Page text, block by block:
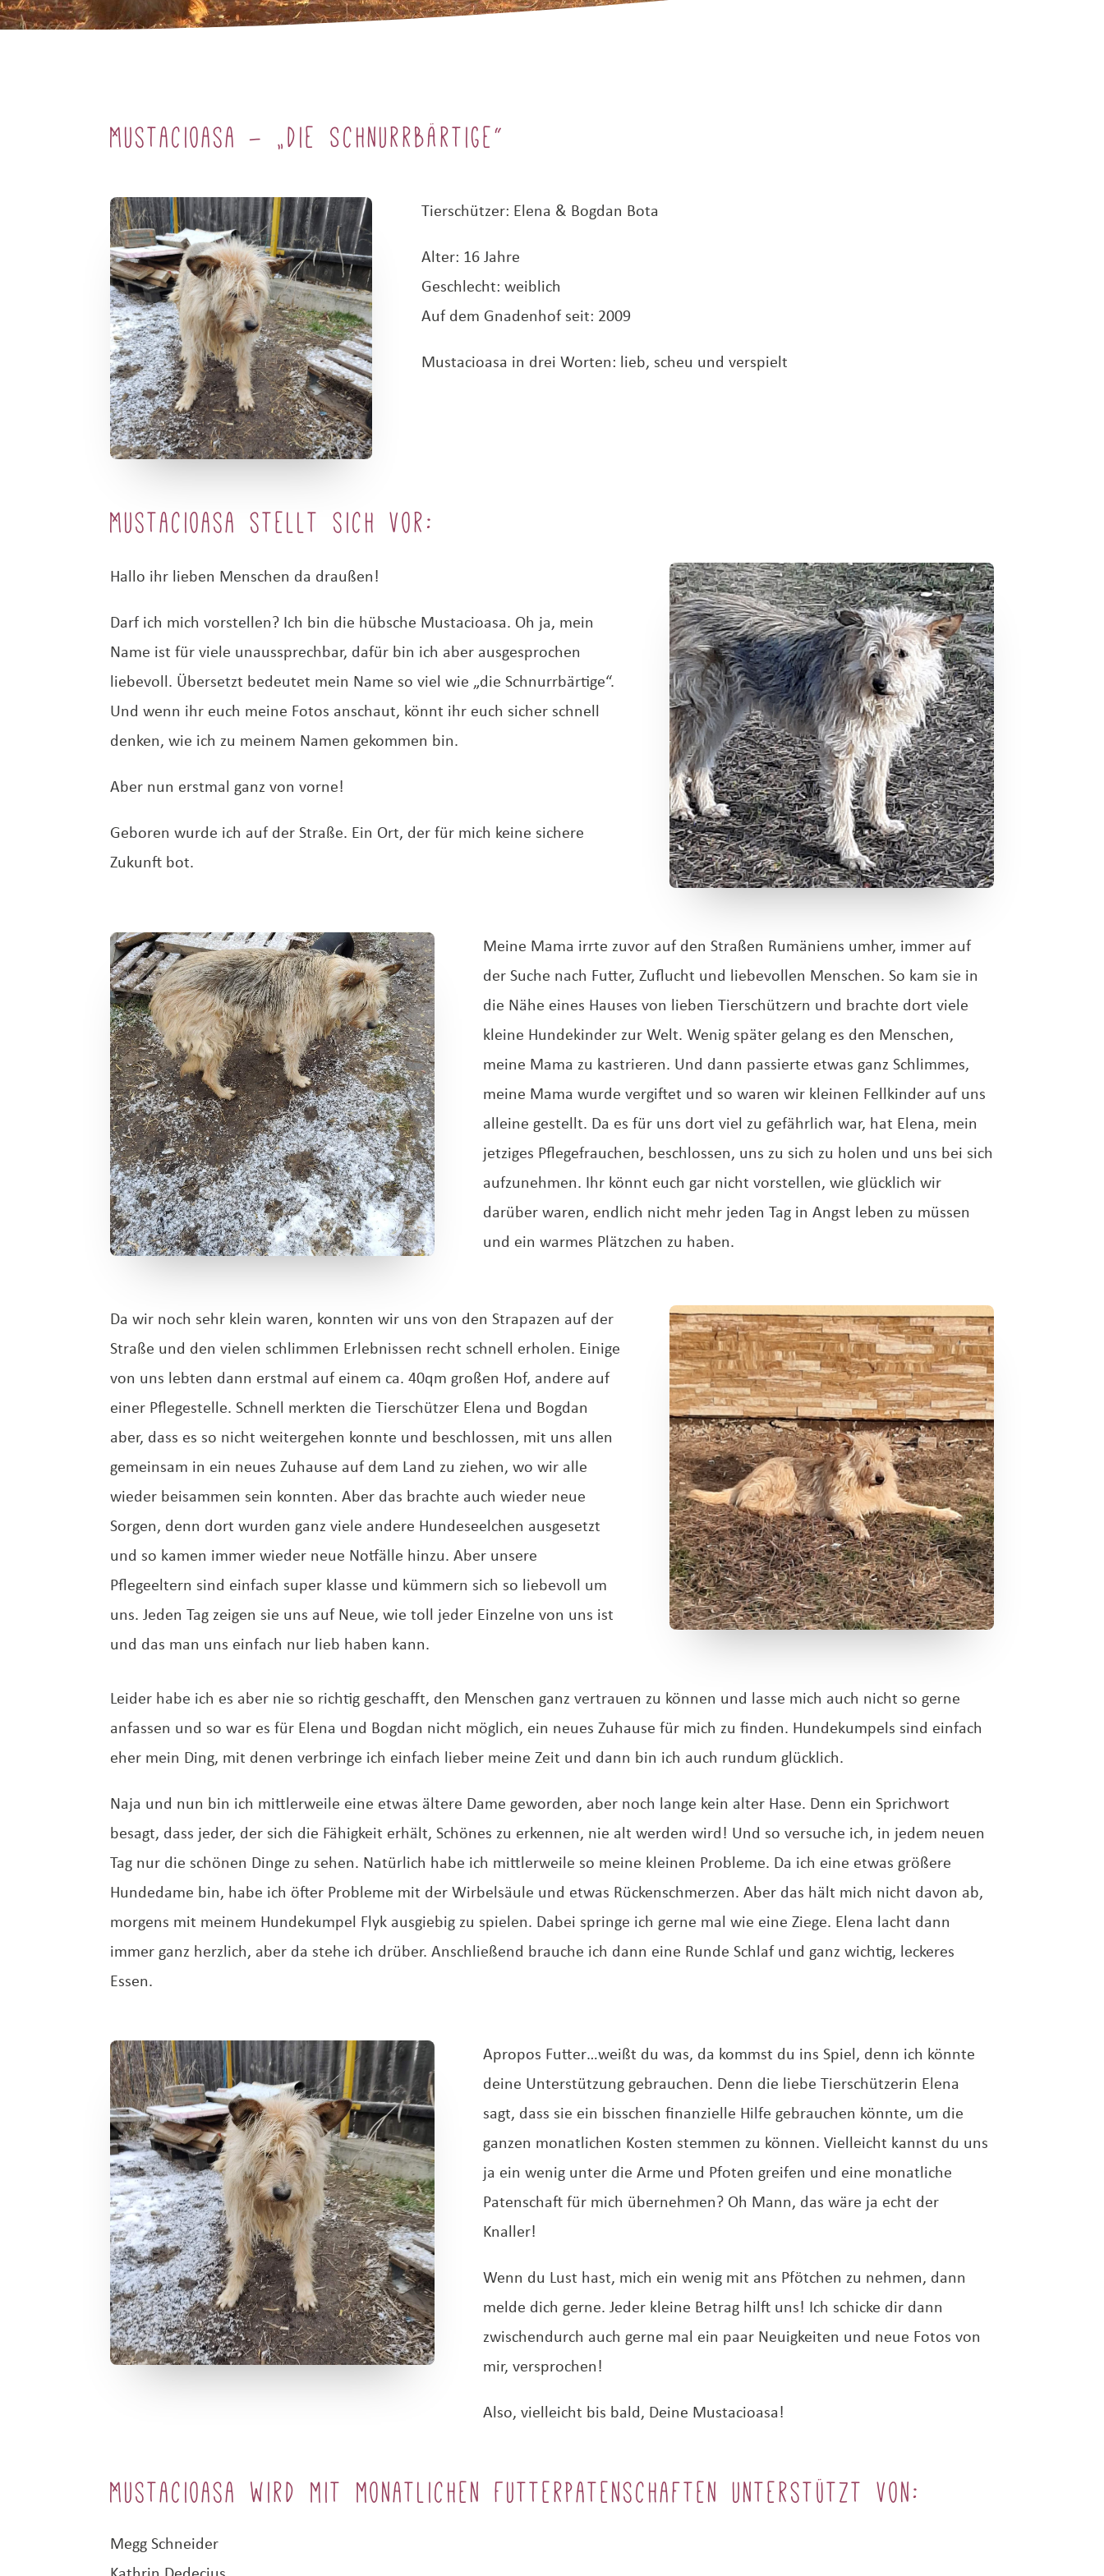
Mustacioasa – „die Schnurrbärtige“
Tierschützer: Elena & Bogdan Bota
Alter: 16 Jahre
Geschlecht: weiblich
Auf dem Gnadenhof seit: 2009
Mustacioasa in drei Worten: lieb, scheu und verspielt
Mustacioasa stellt sich vor:
Hallo ihr lieben Menschen da draußen!
Darf ich mich vorstellen? Ich bin die hübsche Mustacioasa. Oh ja, mein
Name ist für viele unaussprechbar, dafür bin ich aber ausgesprochen
liebevoll. Übersetzt bedeutet mein Name so viel wie „die Schnurrbärtige“.
Und wenn ihr euch meine Fotos anschaut, könnt ihr euch sicher schnell
denken, wie ich zu meinem Namen gekommen bin.
Aber nun erstmal ganz von vorne!
Geboren wurde ich auf der Straße. Ein Ort, der für mich keine sichere
Zukunft bot.
Meine Mama irrte zuvor auf den Straßen Rumäniens umher, immer auf
der Suche nach Futter, Zuflucht und liebevollen Menschen. So kam sie in
die Nähe eines Hauses von lieben Tierschützern und brachte dort viele
kleine Hundekinder zur Welt. Wenig später gelang es den Menschen,
meine Mama zu kastrieren. Und dann passierte etwas ganz Schlimmes,
meine Mama wurde vergiftet und so waren wir kleinen Fellkinder auf uns
alleine gestellt. Da es für uns dort viel zu gefährlich war, hat Elena, mein
jetziges Pflegefrauchen, beschlossen, uns zu sich zu holen und uns bei sich
aufzunehmen. Ihr könnt euch gar nicht vorstellen, wie glücklich wir
darüber waren, endlich nicht mehr jeden Tag in Angst leben zu müssen
und ein warmes Plätzchen zu haben.
Da wir noch sehr klein waren, konnten wir uns von den Strapazen auf der
Straße und den vielen schlimmen Erlebnissen recht schnell erholen. Einige
von uns lebten dann erstmal auf einem ca. 40qm großen Hof, andere auf
einer Pflegestelle. Schnell merkten die Tierschützer Elena und Bogdan
aber, dass es so nicht weitergehen konnte und beschlossen, mit uns allen
gemeinsam in ein neues Zuhause auf dem Land zu ziehen, wo wir alle
wieder beisammen sein konnten. Aber das brachte auch wieder neue
Sorgen, denn dort wurden ganz viele andere Hundeseelchen ausgesetzt
und so kamen immer wieder neue Notfälle hinzu. Aber unsere
Pflegeeltern sind einfach super klasse und kümmern sich so liebevoll um
uns. Jeden Tag zeigen sie uns auf Neue, wie toll jeder Einzelne von uns ist
und das man uns einfach nur lieb haben kann.
Leider habe ich es aber nie so richtig geschafft, den Menschen ganz vertrauen zu können und lasse mich auch nicht so gerne
anfassen und so war es für Elena und Bogdan nicht möglich, ein neues Zuhause für mich zu finden. Hundekumpels sind einfach
eher mein Ding, mit denen verbringe ich einfach lieber meine Zeit und dann bin ich auch rundum glücklich.
Naja und nun bin ich mittlerweile eine etwas ältere Dame geworden, aber noch lange kein alter Hase. Denn ein Sprichwort
besagt, dass jeder, der sich die Fähigkeit erhält, Schönes zu erkennen, nie alt werden wird! Und so versuche ich, in jedem neuen
Tag nur die schönen Dinge zu sehen. Natürlich habe ich mittlerweile so meine kleinen Probleme. Da ich eine etwas größere
Hundedame bin, habe ich öfter Probleme mit der Wirbelsäule und etwas Rückenschmerzen. Aber das hält mich nicht davon ab,
morgens mit meinem Hundekumpel Flyk ausgiebig zu spielen. Dabei springe ich gerne mal wie eine Ziege. Elena lacht dann
immer ganz herzlich, aber da stehe ich drüber. Anschließend brauche ich dann eine Runde Schlaf und ganz wichtig, leckeres
Essen.
Apropos Futter…weißt du was, da kommst du ins Spiel, denn ich könnte
deine Unterstützung gebrauchen. Denn die liebe Tierschützerin Elena
sagt, dass sie ein bisschen finanzielle Hilfe gebrauchen könnte, um die
ganzen monatlichen Kosten stemmen zu können. Vielleicht kannst du uns
ja ein wenig unter die Arme und Pfoten greifen und eine monatliche
Patenschaft für mich übernehmen? Oh Mann, das wäre ja echt der
Knaller!
Wenn du Lust hast, mich ein wenig mit ans Pfötchen zu nehmen, dann
melde dich gerne. Jeder kleine Betrag hilft uns! Ich schicke dir dann
zwischendurch auch gerne mal ein paar Neuigkeiten und neue Fotos von
mir, versprochen!
Also, vielleicht bis bald, Deine Mustacioasa!
Mustacioasa wird mit monatlichen Futterpatenschaften unterstützt von:
Megg Schneider